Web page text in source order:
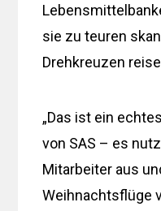
sie zu teuren
Drehkreuzen
„Das ist ein
von SAS – es
Mitarbeiter aus
Weihnachtsflüge